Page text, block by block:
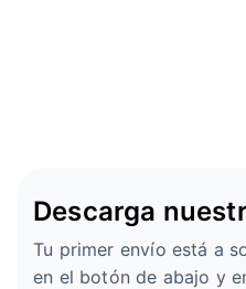
Descarga
Tu primer envío está a
en el botón de abajo y